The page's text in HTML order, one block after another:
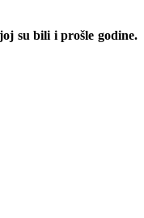
su bili i prošle godine.